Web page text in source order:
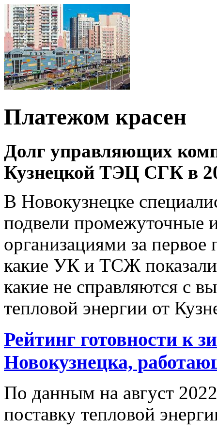
Платежом красен
Долг управляющих
Кузнецкой ТЭЦ СГК в
В Новокузнецке
подвели промежуточные
организациями за первое
какие УК и ТСЖ
какие не справляются с
тепловой энергии от
Рейтинг готовности к
Новокузнецка,
По данным на август
поставку тепловой